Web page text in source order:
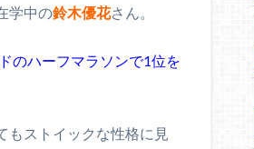
学中の鈴木優花さん。
のハーフマラソンで1位を
もストイックな性格に見